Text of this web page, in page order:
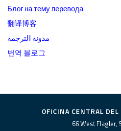
Блог на тему перевода
翻译博客
مدونة الترجمة
번역 블로그
OFICINA CENTRAL
66 West Flagler,